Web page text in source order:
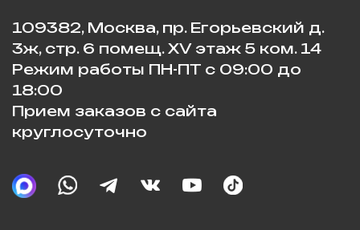
109382, Москва, пр. Егорьевский д.
3ж, стр. 6 помещ. XV этаж 5 ком. 14
Режим работы ПН-ПТ с 09:00 до
18:00
Прием заказов с сайта
круглосуточно